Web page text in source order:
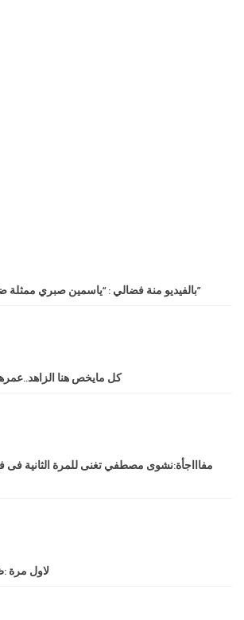
بالفيديو منة فضالي : “ياسمين صبري ممثلة ضعيفة وبتشتري الشهرة”
كل مايخص هنا الزاهد..عمرها
مفاااجأة:نشوى مصطفي تغنى للمرة الثانية فى
لاول مرة